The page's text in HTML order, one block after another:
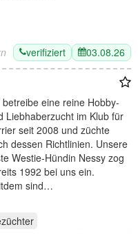
verifiziert 03.08.26
betreibe eine reine Hobby-
Liebhaberzucht im Klub für
seit 2008 und züchte
dessen Richtlinien. Unsere
Westie-Hündin Nessy zog
1992 bei uns ein.
sind…